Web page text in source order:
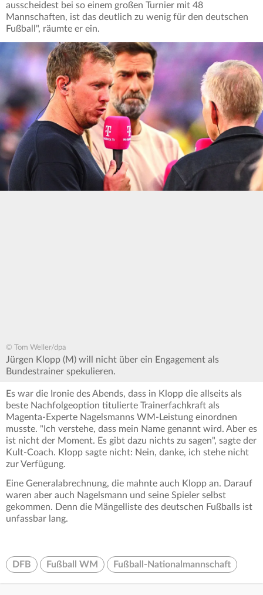
ausscheidest bei so einem großen Turnier mit 48
Mannschaften, ist das deutlich zu wenig für den deutschen
Fußball", räumte er ein.
© Tom Weller/dpa
Jürgen Klopp (M) will nicht über ein Engagement als
Bundestrainer spekulieren.
Es war die Ironie des Abends, dass in Klopp die allseits als
beste Nachfolgeoption titulierte Trainerfachkraft als
Magenta-Experte Nagelsmanns WM-Leistung einordnen
musste. "Ich verstehe, dass mein Name genannt wird. Aber es
ist nicht der Moment. Es gibt dazu nichts zu sagen", sagte der
Kult-Coach. Klopp sagte nicht: Nein, danke, ich stehe nicht
zur Verfügung.
Eine Generalabrechnung, die mahnte auch Klopp an. Darauf
waren aber auch Nagelsmann und seine Spieler selbst
gekommen. Denn die Mängelliste des deutschen Fußballs ist
unfassbar lang.
DFB Fußball WM Fußball-Nationalmannschaft